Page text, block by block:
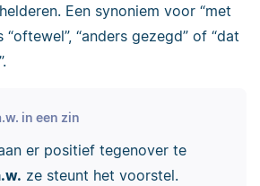
Een synoniem voor “met
“anders gezegd” of “dat
in een zin
er positief tegenover te
ze steunt het voorstel.